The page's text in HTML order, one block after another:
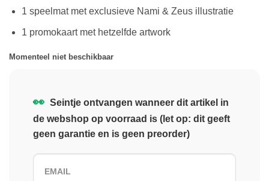
1 speelmat met exclusieve Nami & Zeus illustratie
1 promokaart met hetzelfde artwork
Momenteel niet beschikbaar
👀 Seintje ontvangen wanneer dit artikel in
de webshop op voorraad is (let op: dit geeft
geen garantie en is geen preorder)